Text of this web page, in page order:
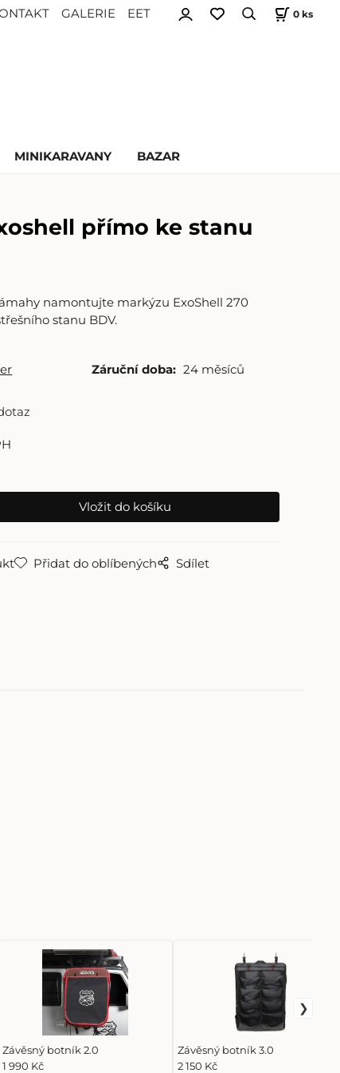
GALERIE EET 0 ks
MINIKARAVANY BAZAR
přímo ke stanu
namontujte markýzu ExoShell 270
stanu BDV.
Záruční doba: 24 měsíců
Přidat do oblíbených Sdílet
Závěsný botník 2.0
1 990 Kč
Závěsný botník 3.0
2 150 Kč